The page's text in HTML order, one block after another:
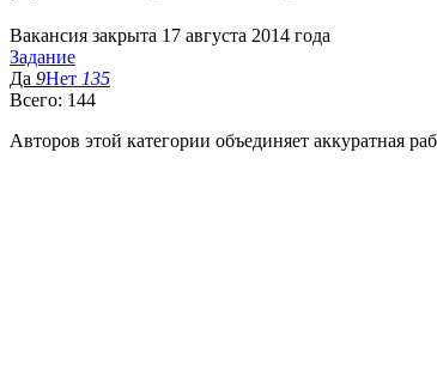
Вакансия закрыта 17 августа 2014 года
Задание
Да 9Нет 135
Всего: 144
Авторов этой категории объединяет аккуратная